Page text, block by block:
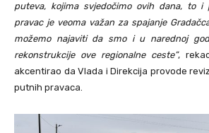
puteva, kojima svjedočimo ovih dana, to i
pravac je veoma važan za spajanje
možemo najaviti da smo i u narednoj
rekonstrukcije ove regionalne ceste”,
akcentirao da Vlada i Direkcija provode
putnih pravaca.